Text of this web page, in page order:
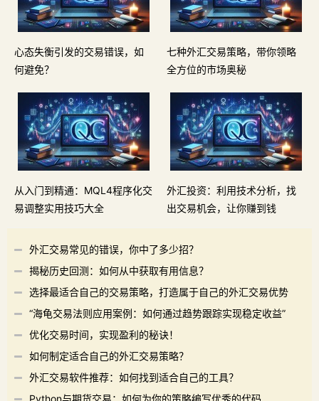
心态失衡引发的交易错误，如
何避免？
七种外汇交易策略，带你领略
全方位的市场奥秘
从入门到精通：MQL4程序化交
易调整实用技巧大全
外汇投资：利用技术分析，找
出交易机会，让你赚到钱
外汇交易常见的错误，你中了多少招？
揭秘历史回测：如何从中获取有用信息？
选择最适合自己的交易策略，打造属于自己的外汇交易优势
“海龟交易法则应用案例：如何通过趋势跟踪实现稳定收益”
优化交易时间，实现盈利的秘诀！
如何制定适合自己的外汇交易策略？
外汇交易软件推荐：如何找到适合自己的工具？